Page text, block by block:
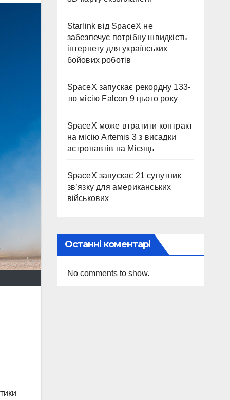
Starlink від SpaceX не
забезпечує потрібну швидкість
інтернету для українських
бойових роботів
SpaceX запускає рекордну 133-
тю місію Falcon 9 цього року
SpaceX може втратити контракт
на місію Artemis 3 з висадки
астронавтів на Місяць
SpaceX запускає 21 супутник
зв’язку для американських
військових
Останні коментарі
No comments to show.